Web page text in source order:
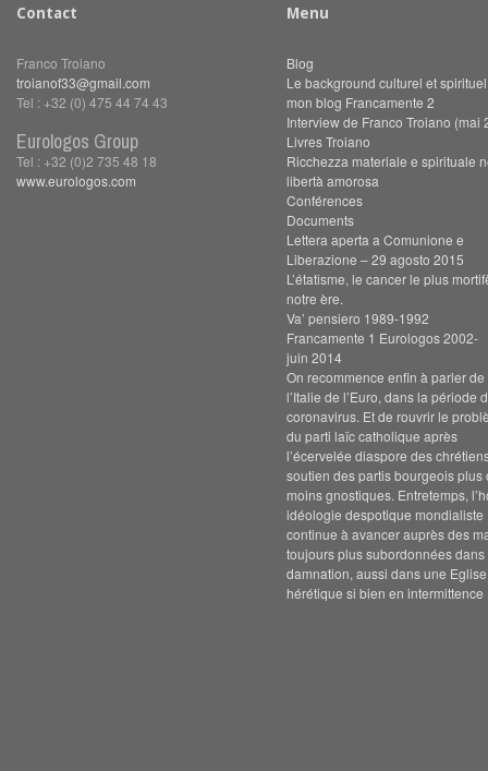
Contact
Franco Troiano
troianof33@gmail.com
Tel : +32 (0) 475 44 74 43
Eurologos Group
Tel : +32 (0)2 735 48 18
www.eurologos.com
Menu
Blog
Le background culturel et
mon blog Francamente 2
Interview de Franco Troiano (mai
Livres Troiano
Ricchezza materiale e spirituale
libertà amorosa
Conférences
Documents
Lettera aperta a Comunione e
Liberazione – 29 agosto 2015
L’étatisme, le cancer le plus
notre ère.
Va’ pensiero 1989-1992
Francamente 1 Eurologos 2002-
juin 2014
On recommence enfin à parler de
l’Italie de l’Euro, dans la période
coronavirus. Et de rouvrir le
du parti laïc catholique après
l’écervelée diaspore des
soutien des partis bourgeois plus
moins gnostiques. Entretemps,
idéologie despotique mondialiste
continue à avancer auprès des
toujours plus subordonnées dans
damnation, aussi dans une Eglise
hérétique si bien en intermittence